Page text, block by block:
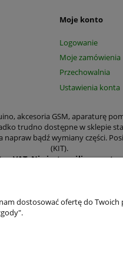
Moje konto
Logowanie
Moje zamówienia
Przechowalnia
Ustawienia konta
akcesoria GSM, aparaturę
trudno dostępne w sklepie
bądź wymiany części.
(KIT).
VAT.Nie jest możliwe
narzędzia, elementy
transformatory, części
przemysłowym.
się prowadzeniem sklepu
konta umożliwia dokonywanie
Twoje dane osobowe
dostosować ofertę do